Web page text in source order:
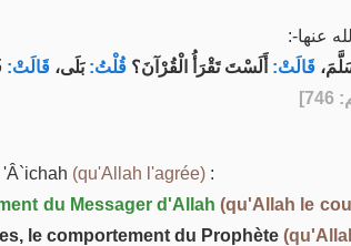
عنها-:
قَالَتْ: أَلَسْتَ تَقْرَأُ الْقُرْآنَ؟ قُلْتُ: بَلَى، قَالَتْ:
(qu'Allah l'agrée) :
du Messager d'Allah(qu'Allah le
le comportement du Prophète